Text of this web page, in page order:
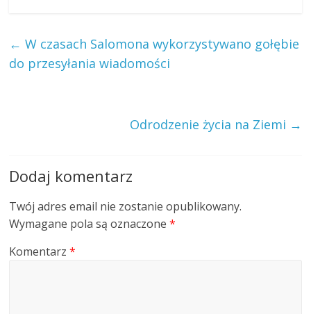
← W czasach Salomona wykorzystywano gołębie
do przesyłania wiadomości
Odrodzenie życia na Ziemi →
Dodaj komentarz
Twój adres email nie zostanie opublikowany.
Wymagane pola są oznaczone*
Komentarz*